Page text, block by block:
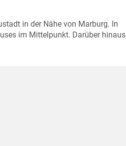
in der Nähe von Marburg. In
im Mittelpunkt. Darüber hinaus